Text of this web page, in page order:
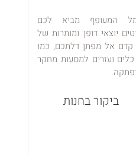
המעופף מביא לכם
יוצאי דופן ומותרות של
קדם אל מפתן דלתכם, כמו
ועזרים למסעות מחקר
ביקור בחנות